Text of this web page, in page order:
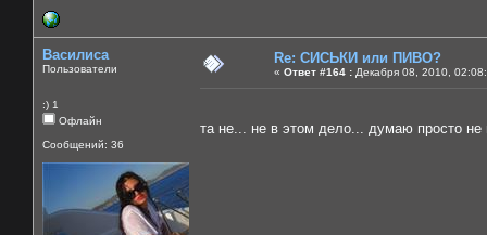
Василиса
Пользователи
:) 1
Офлайн
Сообщений: 36
Re: СИСЬКИ или ПИВО?
« Ответ #164 : Декабря 08, 2010,
та не... не в этом дело... думаю просто не